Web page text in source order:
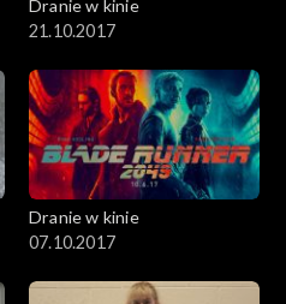
Dranie w kinie
21.10.2017
Dranie w kinie
07.10.2017